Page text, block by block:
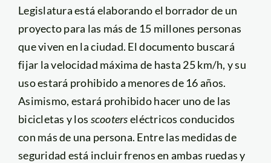
Legislatura está elaborando el borrador de un
proyecto para las más de 15 millones personas
que viven en la ciudad. El documento buscará
fijar la velocidad máxima de hasta 25 km/h, y su
uso estará prohibido a menores de 16 años.
Asimismo, estará prohibido hacer uno de las
bicicletas y los scooterseléctricos conducidos
con más de una persona. Entre las medidas de
seguridad está incluir frenos en ambas ruedas y